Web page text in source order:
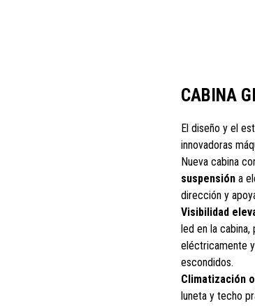
CABINA
El diseño y el
innovadoras
Nueva cabina
suspensióna
dirección y
Visibilidad
led en la
eléctricamente
escondidos.
Climatización
luneta y techo